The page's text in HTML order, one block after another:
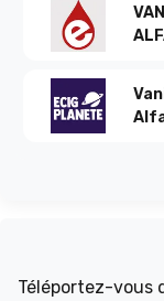
Téléportez-vous